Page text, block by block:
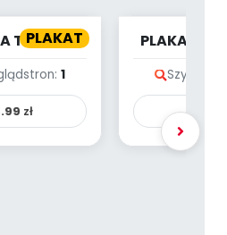
PLAKAT
TROPIE
stron: 1
zł
PLAKAT -
Szybki